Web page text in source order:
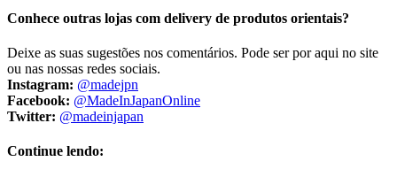
Conhece outras lojas com delivery de produtos orientais?
Deixe as suas sugestões nos comentários. Pode ser por aqui no site
ou nas nossas redes sociais.
Instagram: @madejpn
Facebook: @MadeInJapanOnline
Twitter: @madeinjapan
Continue lendo: